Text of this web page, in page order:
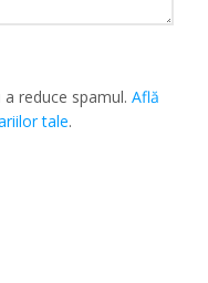
a reduce spamul.Află
tale.